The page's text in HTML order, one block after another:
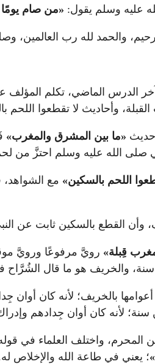
عليه وسلم يقول: «من صام يومًا
والحمد لله رب العالمين،
الدرس الماضي، تكلم المؤلف
وأحاديث لا تقطعوا اللحم
حديث «ما بين المشرق والمغرب»
صلى الله عليه وسلم احتزَّ من
اللحم بالسكين» مع الشواهد،
وأن القطع بالسكين ثابت عن
قِبلة» رويَّ مرفوعًا ورويَّ
والخريف هو ما قال الشُرَّاح
بالخريف؛ لأنه كان
لأنه كان أوان جِدادهم
المحرم، واختلف العلماء في
»؛ يعني في طاعة الله والإخلاص